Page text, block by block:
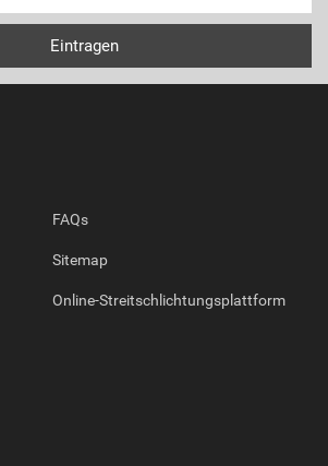
FAQs
Sitemap
Online-Streitschlichtungsplattform